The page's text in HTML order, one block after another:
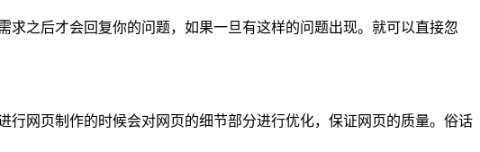
之后才会回复你的问题，如果一旦有这样的问题出现。就可以直接忽
网页制作的时候会对网页的细节部分进行优化，保证网页的质量。俗话